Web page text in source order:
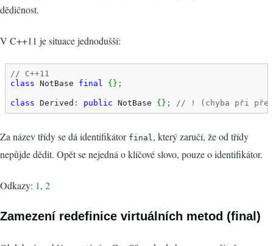
dědičnost.
V C++11 je situace jednodušší:
// C++11
class NotBase final { } ;
class Derived : public NotBase { } ; // ! (chyba při
Za název třídy se dá identifikátor final , který zaručí, že od třídy
nepůjde dědit. Opět se nejedná o klíčové slovo, pouze o identifikátor.
Odkazy: 1, 2
Zamezení redefinice virtuálních metod (final)